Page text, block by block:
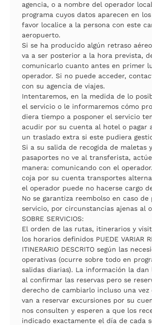
agencia, o a nombre del operador
programa cuyos datos aparecen en
favor localice a la persona con este
aeropuerto.
Si se ha producido algún retraso
va a ser posterior a la hora prevista,
comunicarlo cuanto antes en primer
operador. Si no puede acceder,
con su agencia de viajes.
Intentaremos, en la medida de lo
el servicio o le informaremos cómo
diera tiempo a posponer el servicio
acudir por su cuenta al hotel o pagar
un traslado extra si este pudiera
Si a su salida de recogida de maletas
pasaportes no ve al transferista,
manera: comunicando con el
coja por su cuenta transportes
el operador puede no hacerse cargo
No se garantiza reembolso en caso de
servicio, por circunstancias ajenas al
SOBRE SERVICIOS:
El orden de las rutas, itinerarios y
los horarios definidos PUEDE VARIAR
ITINERARIO DESCRITO según las
operativas (ocurre sobre todo en
salidas diarias). La información la dan
al confirmar las reservas pero se
derecho de cambiarlo incluso una vez
van a reservar excursiones por su
nos consulten y esperen a que los
indicado exactamente el día de cada